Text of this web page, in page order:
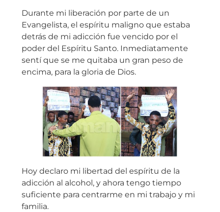
Durante mi liberación por parte de un
Evangelista, el espíritu maligno que estaba
detrás de mi adicción fue vencido por el
poder del Espíritu Santo. Inmediatamente
sentí que se me quitaba un gran peso de
encima, para la gloria de Dios.
Hoy declaro mi libertad del espíritu de la
adicción al alcohol, y ahora tengo tiempo
suficiente para centrarme en mi trabajo y mi
familia.